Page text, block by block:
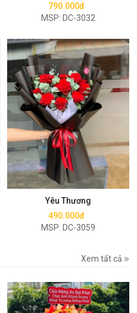
790.000đ
MSP: DC-3032
Yêu Thương
490.000đ
MSP: DC-3059
Mua ngay
Xem tất cả